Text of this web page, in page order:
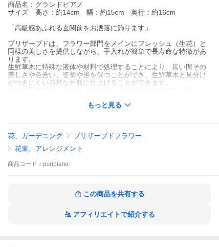
商品名：グランドピアノ
サイズ 高さ：約14cm 幅：約15cm 奥行：約16cm
「高級感あふれる玄関前をお洒落に飾ります」
プリザーブドは、フラワー部門をメインにフレッシュ（生花）と
同様の美しさを提供しながら、手入れが簡単で長寿命な特徴があ
ります。
生鮮草木に特殊な液体や材料で処理することにより、長い間その
美しさや色合い、姿勢や形を保つことができ、生鮮草木と見分け
がつきにくい自然な外観に仕上げることができます。
いアレンジメントやデザイニングが可能となります。
もっと見る
花、ガーデニング
プリザーブドフラワー
花束、アレンジメント
商品 コード： puripiano
この商品を共有する
アフィリエイトで紹介する